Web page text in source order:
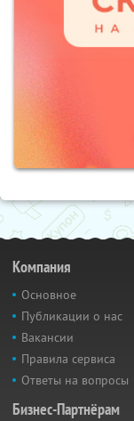
Компания
Основное
Публикации о нас
Вакансии
Правила сервиса
Ответы на вопросы
Бизнес-Партнёрам